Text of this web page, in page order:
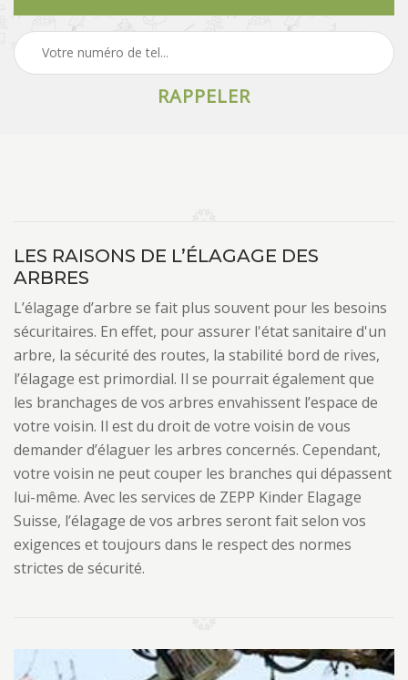
LES RAISONS DE L’ÉLAGAGE DES
ARBRES
L’élagage d’arbre se fait plus souvent pour les besoins
sécuritaires. En effet, pour assurer l'état sanitaire d'un
arbre, la sécurité des routes, la stabilité bord de rives,
l’élagage est primordial. Il se pourrait également que
les branchages de vos arbres envahissent l’espace de
votre voisin. Il est du droit de votre voisin de vous
demander d’élaguer les arbres concernés. Cependant,
votre voisin ne peut couper les branches qui dépassent
lui-même. Avec les services de ZEPP Kinder Elagage
Suisse, l’élagage de vos arbres seront fait selon vos
exigences et toujours dans le respect des normes
strictes de sécurité.